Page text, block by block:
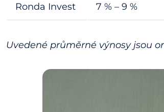
Ronda Invest 7 % – 9 %
Uvedené průměrné výnosy jsou